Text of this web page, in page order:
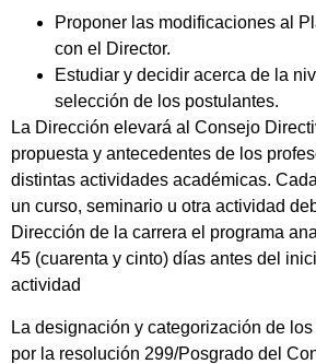
Proponer las modificaciones al
con el Director.
Estudiar y decidir acerca de la
selección de los postulantes.
La Dirección elevará al Consejo
propuesta y antecedentes de los
distintas actividades académicas.
un curso, seminario u otra actividad
Dirección de la carrera el programa
45 (cuarenta y cinto) días antes del
actividad
La designación y categorización de
por la resolución 299/Posgrado del